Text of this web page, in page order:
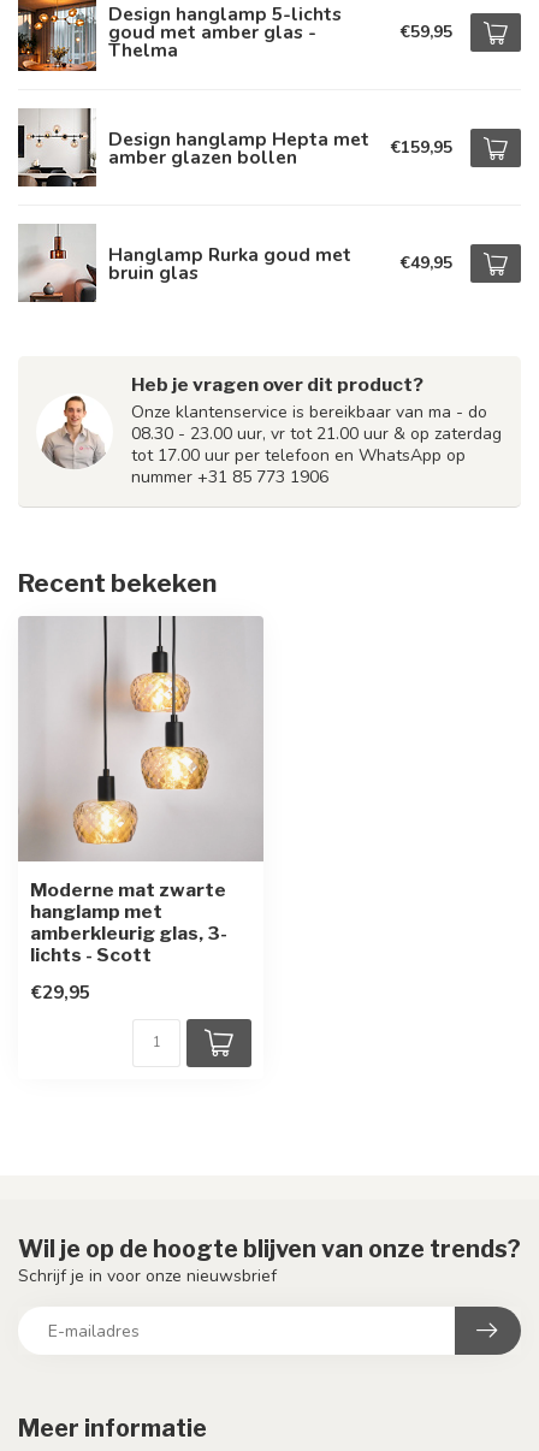
Design hanglamp 5-lichts
goud met amber glas -
Thelma
€59,95
Design hanglamp Hepta met
amber glazen bollen €159,95
Hanglamp Rurka goud met
bruin glas €49,95
Heb je vragen over dit product?
Onze klantenservice is bereikbaar van ma - do
08.30 - 23.00 uur, vr tot 21.00 uur & op zaterdag
tot 17.00 uur per telefoon en WhatsApp op
nummer +31 85 773 1906
Recent bekeken
Moderne mat zwarte
hanglamp met
amberkleurig glas, 3-
lichts - Scott
€29,95
Meer informatie
Wil je op de hoogte blijven van onze trends?
Schrijf je in voor onze nieuwsbrief